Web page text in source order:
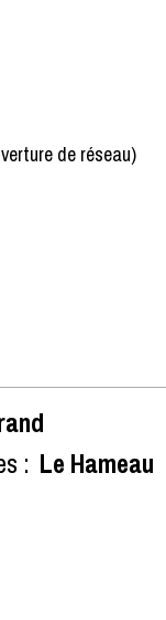
de réseau)
: Le Hameau